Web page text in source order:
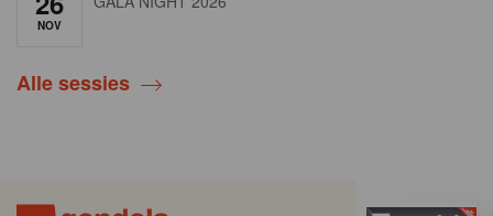
NOV
Alle sessies